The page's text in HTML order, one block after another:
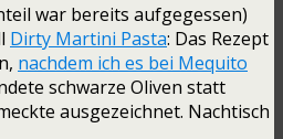
war bereits aufgegessen)
Dirty Martini Pasta: Das Rezept
nachdem ich es bei Mequito
schwarze Oliven statt
ausgezeichnet. Nachtisch